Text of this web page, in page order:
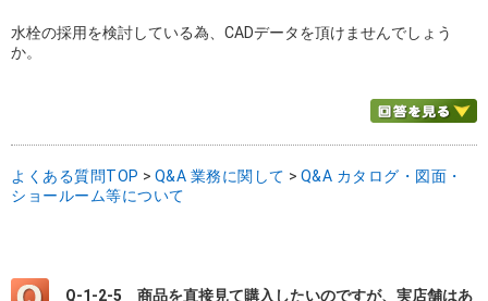
水栓の採用を検討している為、CADデータを頂けませんでしょう
か。
よくある質問TOP > Q&A 業務に関して > Q&A カタログ・図面・
ショールーム等について
Q-1-2-5 商品を直接見て購入したいのですが、実店舗はあ